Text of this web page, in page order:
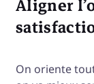
Aligner
On oriente